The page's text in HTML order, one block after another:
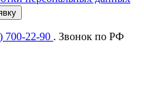
700-22-90 . Звонок по РФ